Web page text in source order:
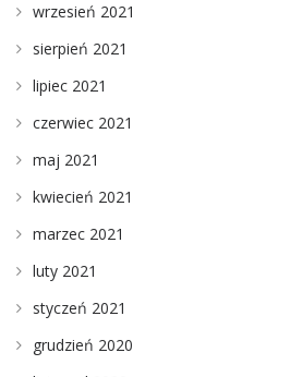
wrzesień 2021
sierpień 2021
lipiec 2021
czerwiec 2021
maj 2021
kwiecień 2021
marzec 2021
luty 2021
styczeń 2021
grudzień 2020